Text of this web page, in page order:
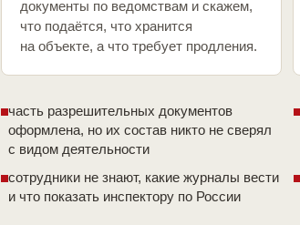
документы по ведомствам и скажем,
что подаётся, что хранится
на объекте, а что требует продления.
часть разрешительных документов
оформлена, но их состав никто не сверял
с видом деятельности
сотрудники не знают, какие журналы вести
и что показать инспектору по России